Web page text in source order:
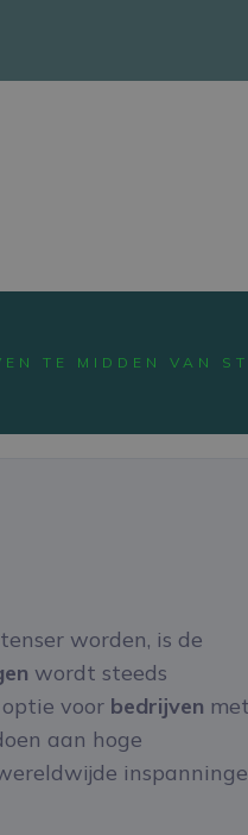
TE MIDDEN VAN
worden, is de
wordt steeds
voor bedrijven met
aan hoge